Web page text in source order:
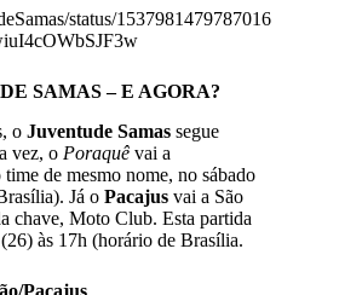
status/1537981479787016
SAMAS – E AGORA?
o Juventude Samas segue
vez, o Poraquê vai a
de mesmo nome, no sábado
Já o Pacajus vai a São
chave, Moto Club. Esta partida
às 17h (horário de Brasília.
Pacajus